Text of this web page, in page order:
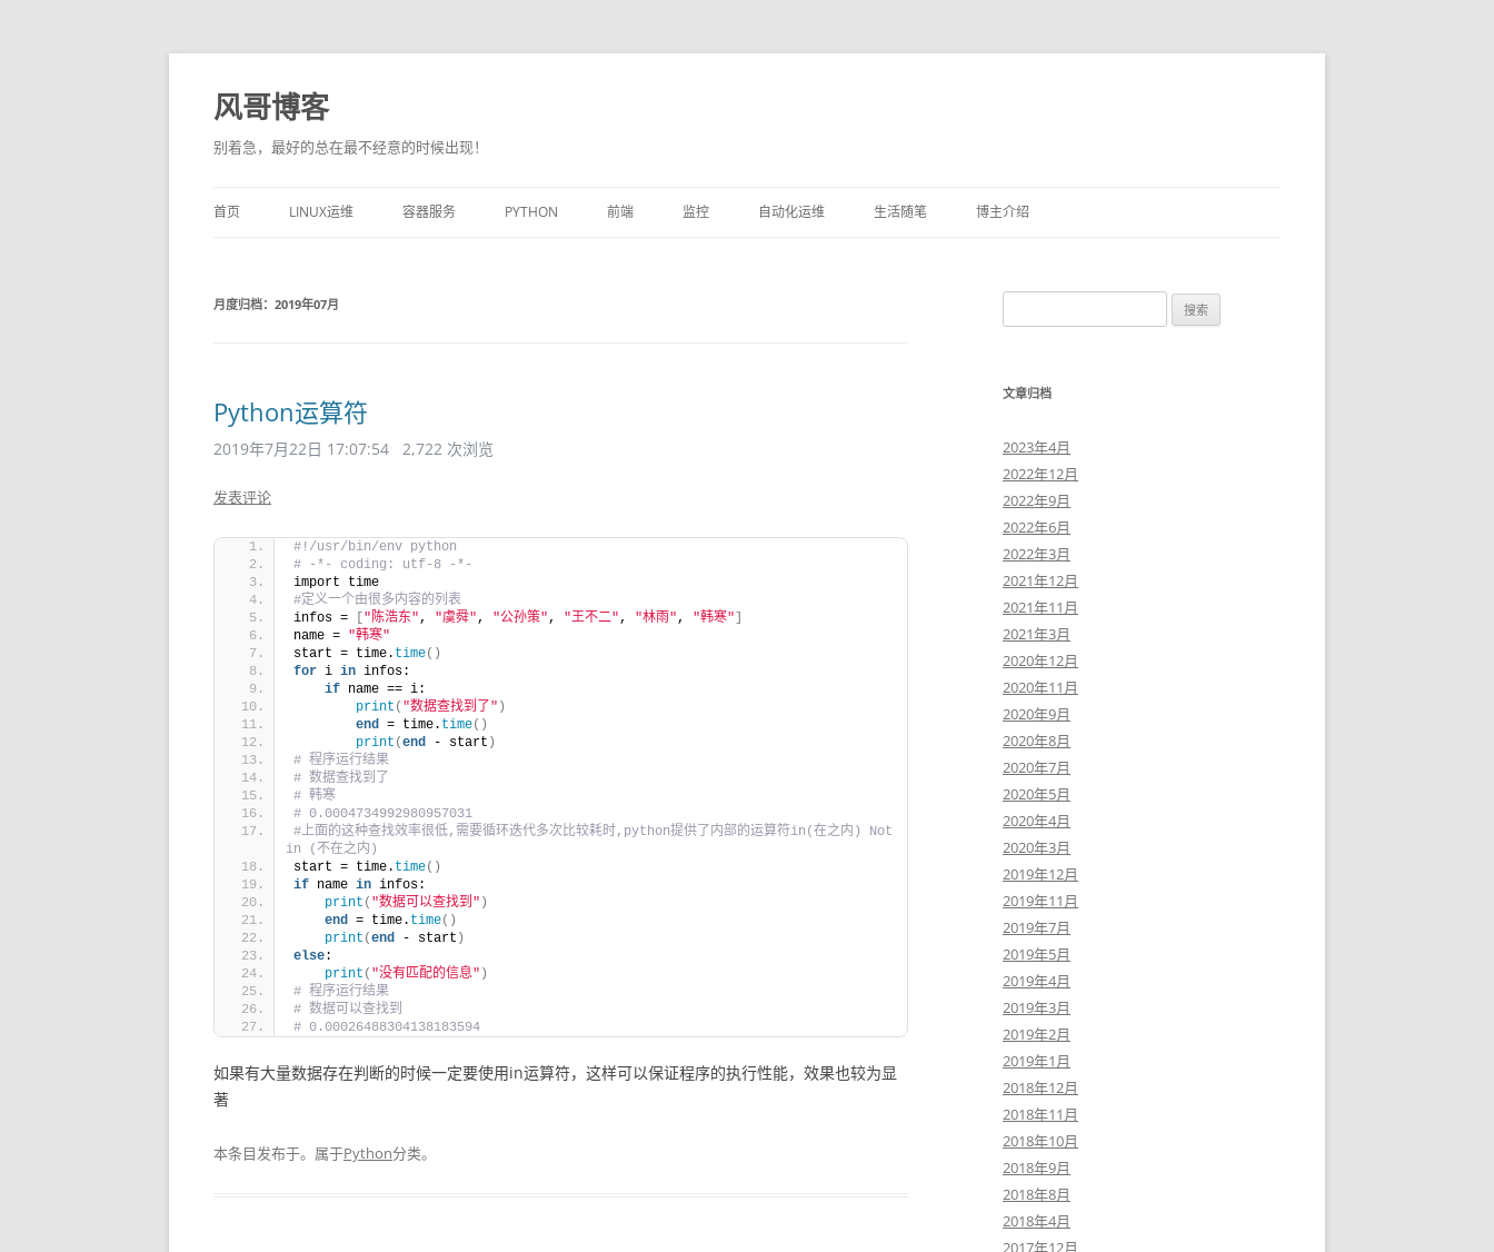
风哥博客
别着急，最好的总在最不经意的时候出现！
至
正
首页 LINUX运维 容器服务 PYTHON 前端 监控 自动化运维 生活随笔 博主介绍
月度归档： 2019年07月
Python运算符
2019年7月22日 17:07:54 2,722 次浏览
发表评论
#!/usr/bin/env python
# -*- coding: utf-8 -*-
import time
#定义一个由很多内容的列表
infos =
"陈浩东", "虞舜", "公孙策", "王不二", "林雨", "韩寒"
name = "韩寒"
start = time. time()
for i in infos:
if name == i:
print ( "数据查找到了" )
end = time. time()
print (end - start )
# 程序运行结果
# 数据查找到了
# 韩寒
# 0.0004734992980957031
#上面的这种查找效率很低,需要循环迭代多次比较耗时,python提供了内部的运算符in(在之内) Not
in (不在之内)
start = time. time()
if name in infos:
print ( "数据可以查找到" )
end = time. time()
print (end - start )
else:
print ( "没有匹配的信息" )
# 程序运行结果
# 数据可以查找到
# 0.00026488304138183594
如果有大量数据存在判断的时候一定要使用in运算符，这样可以保证程序的执行性能，效果也较为显
著
本条目发布于。属于Python分类。
索
文章归档
2023年4月
2022年12月
2022年9月
2022年6月
2022年3月
2021年12月
2021年11月
2021年3月
2020年12月
2020年11月
2020年9月
2020年8月
2020年7月
2020年5月
2020年4月
2020年3月
2019年12月
2019年11月
2019年7月
2019年5月
2019年4月
2019年3月
2019年2月
2019年1月
2018年12月
2018年11月
2018年10月
2018年9月
2018年8月
2018年4月
2017年12月